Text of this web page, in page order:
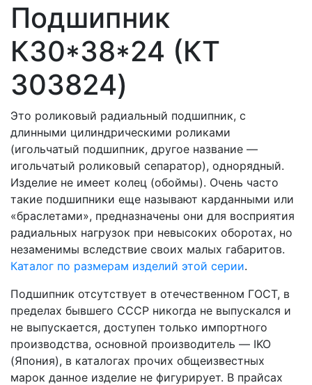
Подшипник
К30*38*24 (КT
303824)
Это роликовый радиальный подшипник, с
длинными цилиндрическими роликами
(игольчатый подшипник, другое название —
игольчатый роликовый сепаратор), однорядный.
Изделие не имеет колец (обоймы). Очень часто
такие подшипники еще называют карданными или
«браслетами», предназначены они для восприятия
радиальных нагрузок при невысоких оборотах, но
незаменимы вследствие своих малых габаритов.
Каталог по размерам изделий этой серии.
Подшипник отсутствует в отечественном ГОСТ, в
пределах бывшего СССР никогда не выпускался и
не выпускается, доступен только импортного
производства, основной производитель — IKO
(Япония), в каталогах прочих общеизвестных
марок данное изделие не фигурирует. В прайсах